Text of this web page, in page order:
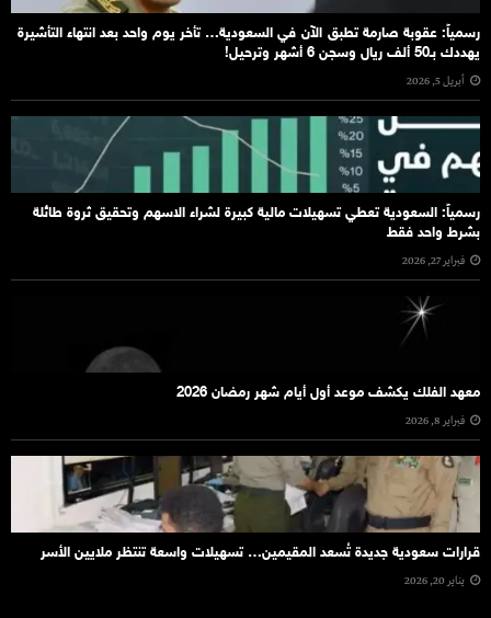
رسمياً: عقوبة صارمة تطبق الآن في السعودية… تأخر يوم واحد بعد انتهاء التأشيرة
يهددك بـ50 ألف ريال وسجن 6 أشهر وترحيل!
أبريل 5, 2026
رسمياً: السعودية تعطي تسهيلات مالية كبيرة لشراء الاسهم وتحقيق ثروة طائلة
بشرط واحد فقط
فبراير 27, 2026
معهد الفلك يكشف موعد أول أيام شهر رمضان 2026
فبراير 8, 2026
قرارات سعودية جديدة تُسعد المقيمين… تسهيلات واسعة تنتظر ملايين الأسر
يناير 20, 2026